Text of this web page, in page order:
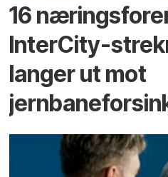
16
InterCity-
langer ut mot